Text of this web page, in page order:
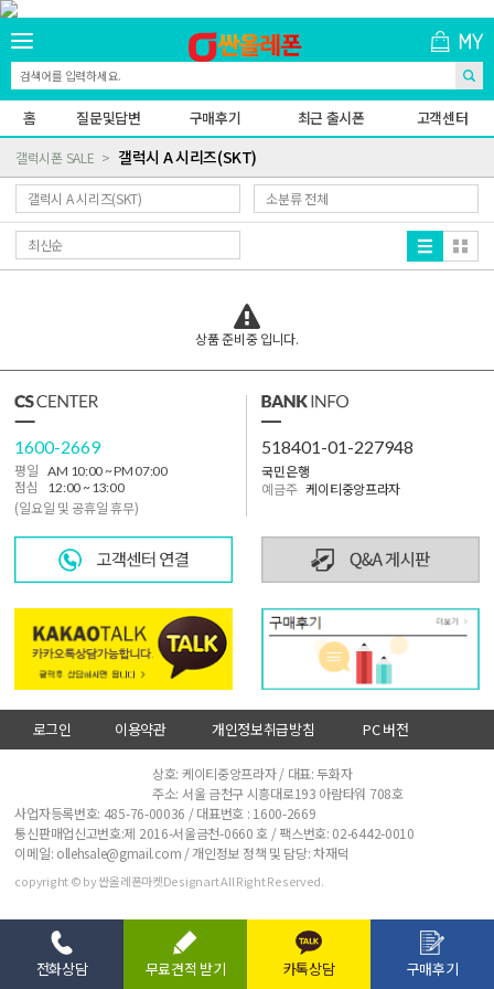
홈 질문및답변 구매후기 최근 출시폰 고객센터
갤럭시폰 SALE 갤럭시 A 시리즈(SKT)
상품 준비중 입니다.
1600-2669
평일
AM 10:00 ~ PM 07:00
점심
12:00 ~ 13:00
(일요일 및 공휴일 휴무)
518401-01-227948
국민은행
예금주 케이티중앙프라자
로그인 이용약관 개인정보취급방침
PC 버전
상호: 케이티중앙프라자 / 대표: 두화자
주소: 서울 금천구 시흥대로193 아람타워 708호
사업자등록번호: 485-76-00036 / 대표번호 : 1600-2669
통신판매업신고번호:제 2016-서울금천-0660 호 / 팩스번호: 02-6442-0010
이메일: ollehsale@gmail.com / 개인정보 정책 및 담당: 차재덕
copyright © by 싼올레폰마켓Designart All Right Reserved.
전화상담 무료견적 받기 카톡상담 구매후기